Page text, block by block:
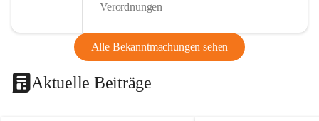
Verordnungen
Alle Bekanntmachungen sehen
Aktuelle Beiträge